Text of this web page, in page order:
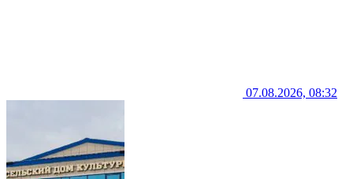
07.08.2026, 08:32